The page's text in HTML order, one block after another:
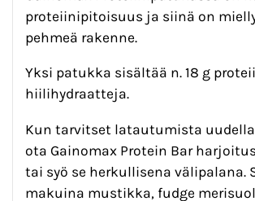
proteiinipitoisuus ja siinä on
pehmeä rakenne.
Yksi patukka sisältää n. 18 g
hiilihydraatteja.
Kun tarvitset latautumista
ota Gainomax Protein Bar
tai syö se herkullisena välipalana.
makuina mustikka, fudge